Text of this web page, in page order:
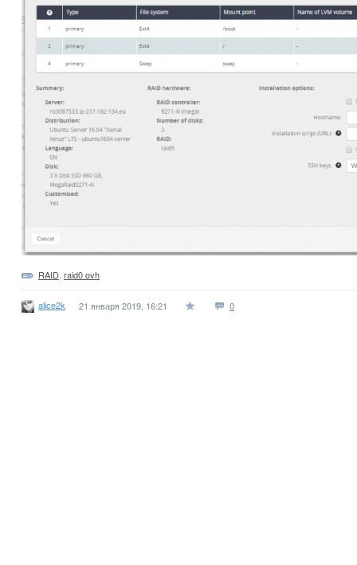
RAID raid0 ovh
alice2k 21 января 2019, 16:21 0